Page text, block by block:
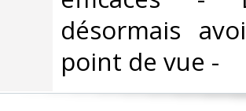
désormais
point de vue - ‎